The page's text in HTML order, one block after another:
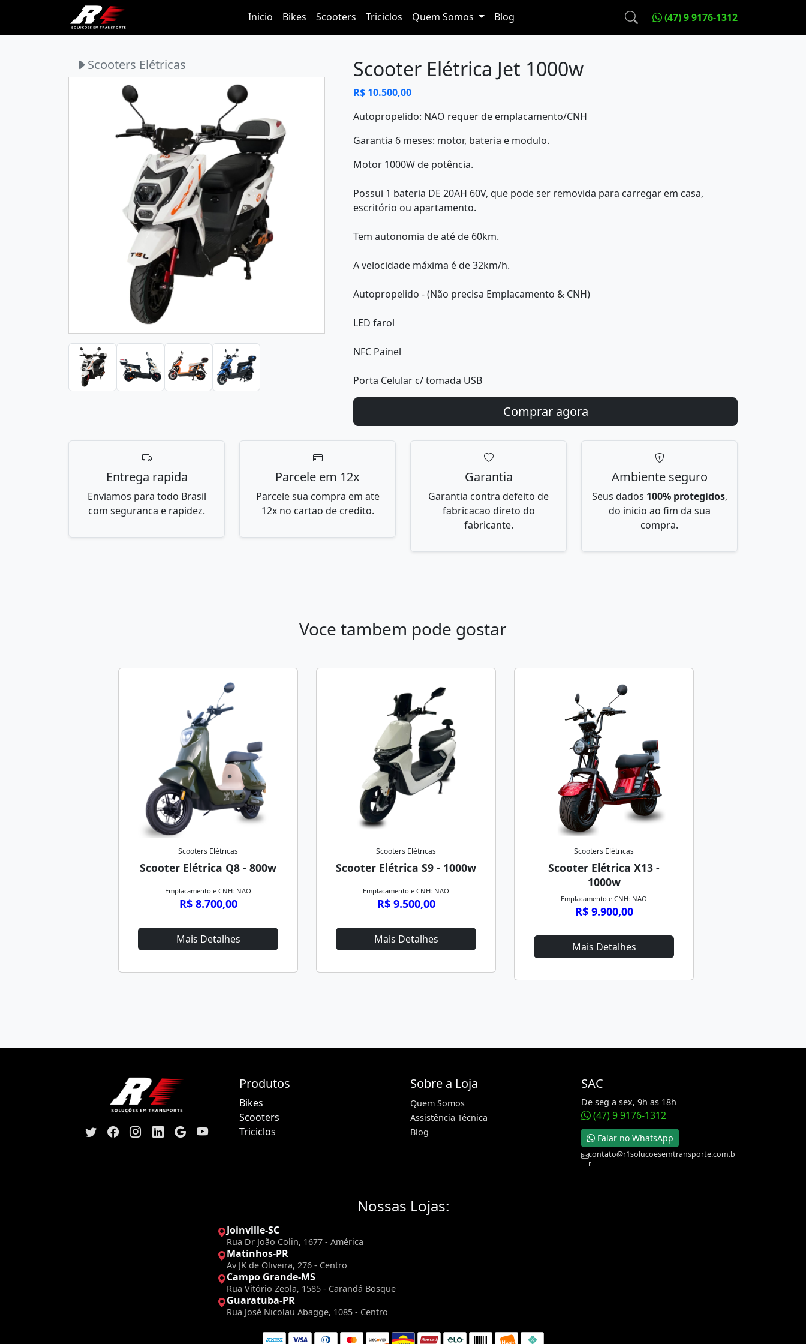
Inicio Bikes Scooters Triciclos Quem Somos Blog (47) 9 9176-1312
Scooters Elétricas Scooter Elétrica Jet 1000w
R$ 10.500,00
Autopropelido: NAO requer de emplacamento/CNH
Garantia 6 meses: motor, bateria e modulo.
Motor 1000W de potência.
Possui 1 bateria DE 20AH 60V, que pode ser removida para carregar em casa,
escritório ou apartamento.
Tem autonomia de até de 60km.
A velocidade máxima é de 32km/h.
Autopropelido - (Não precisa Emplacamento & CNH)
LED farol
NFC Painel
Porta Celular c/ tomada USB
Entrega rapida
Enviamos para todo Brasil
com seguranca e rapidez.
Parcele em 12x
Parcele sua compra em ate
12x no cartao de credito.
Garantia
Garantia contra defeito de
fabricacao direto do
fabricante.
Ambiente seguro
Seus dados 100% protegidos,
do inicio ao fim da sua
compra.
Voce tambem pode gostar
Scooters Elétricas
Scooter Elétrica Q8 - 800w
Emplacamento e CNH: NAO
R$ 8.700,00
Mais Detalhes
Scooters Elétricas
Scooter Elétrica S9 - 1000w
Emplacamento e CNH: NAO
R$ 9.500,00
Mais Detalhes
Scooters Elétricas
Scooter Elétrica X13 -
1000w
Emplacamento e CNH: NAO
R$ 9.900,00
Mais Detalhes
Produtos
Bikes
Scooters
Triciclos
Sobre a Loja
Quem Somos
Assistência Técnica
Blog
SAC
De seg a sex, 9h as 18h
(47) 9 9176-1312
Falar no WhatsApp
contato@r1solucoesemtransporte.com.b
r
Nossas Lojas:
Joinville-SC
Rua Dr João Colin, 1677 - América
Matinhos-PR
Av JK de Oliveira, 276 - Centro
Campo Grande-MS
Rua Vitório Zeola, 1585 - Carandá Bosque
Guaratuba-PR
Rua José Nicolau Abagge, 1085 - Centro